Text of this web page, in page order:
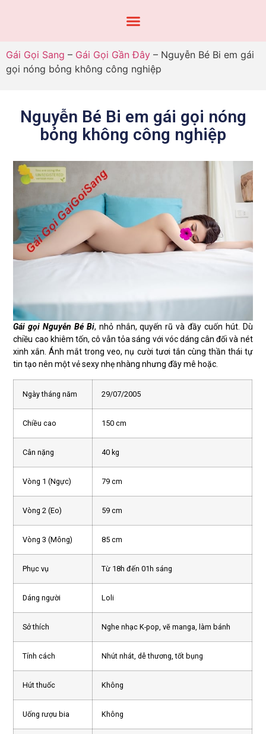
Gái Gọi Sang – Gái Gọi Gần Đây – Nguyễn Bé Bi em gái
gọi nóng bỏng không công nghiệp
Nguyễn Bé Bi em gái gọi nóng
bỏng không công nghiệp
Gái gọi Nguyễn Bé Bi, nhỏ nhắn, quyến rũ và đầy cuốn hút. Dù
chiều cao khiêm tốn, cô vẫn tỏa sáng với vóc dáng cân đối và nét
xinh xắn. Ánh mắt trong veo, nụ cười tươi tắn cùng thần thái tự
tin tạo nên một vẻ sexy nhẹ nhàng nhưng đầy mê hoặc.
Ngày tháng năm 29/07/2005
Chiều cao 150 cm
Cân nặng 40 kg
Vòng 1 (Ngực) 79 cm
Vòng 2 (Eo) 59 cm
Vòng 3 (Mông) 85 cm
Phục vụ Từ 18h đến 01h sáng
Dáng người Loli
Sở thích Nghe nhạc K-pop, vẽ manga, làm bánh
Tính cách Nhút nhát, dễ thương, tốt bụng
Hút thuốc Không
Uống rượu bia Không